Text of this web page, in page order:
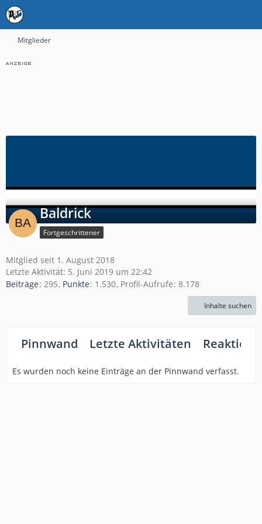
Mitglieder
Baldrick
Fortgeschrittener
Mitglied seit 1. August 2018
Letzte Aktivität: 5. Juni 2019 um 22:42
Beiträge 295 Punkte 1.530 Profil-Aufrufe 8.178
Inhalte suchen
Pinnwand Letzte Aktivitäten
Es wurden noch keine Einträge an der Pinnwand verfasst.